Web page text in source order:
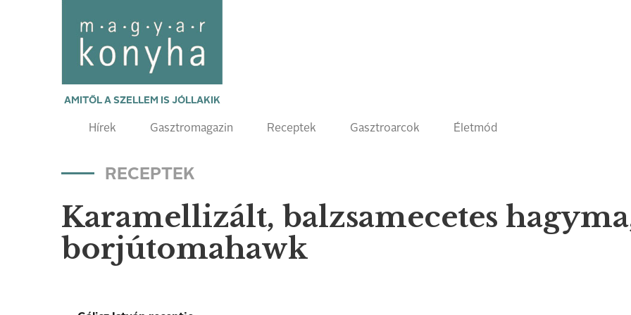
AMITŐL A SZELLEM IS JÓLLAKIK
Hírek Gasztromagazin Receptek Gasztroarcok Életmód
RECEPTEK
Karamellizált, balzsamecetes
borjútomahawk